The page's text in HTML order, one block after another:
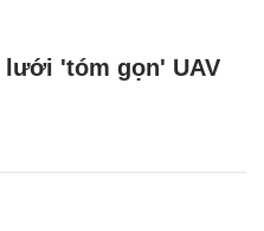
lưới 'tóm gọn' UAV